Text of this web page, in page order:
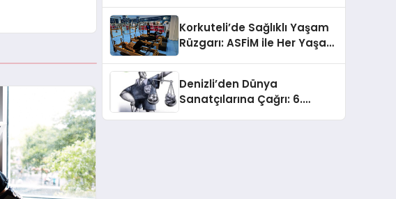
Başlıyor
Korkuteli’de Sağlıklı Yaşam
Rüzgarı: ASFİM ile Her Yaşa
Denizli’den Dünya
Sanatçılarına Çağrı: 6.